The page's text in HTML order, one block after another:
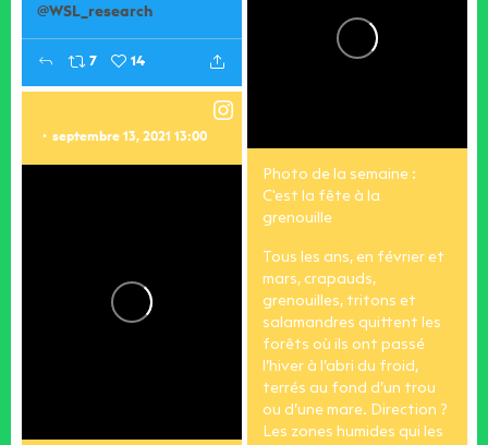
@WSL_research
7 14
Photo de la semaine :
C'est la fête à la
grenouille
Tous les ans, en février et
mars, crapauds,
grenouilles, tritons et
salamandres quittent les
forêts où ils ont passé
l’hiver à l’abri du froid,
terrés au fond d’un trou
ou d’une mare. Direction ?
Les zones humides qui les
septembre 13, 2021 13:00